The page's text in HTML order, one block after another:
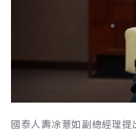
國泰人壽凃薏如副總經理